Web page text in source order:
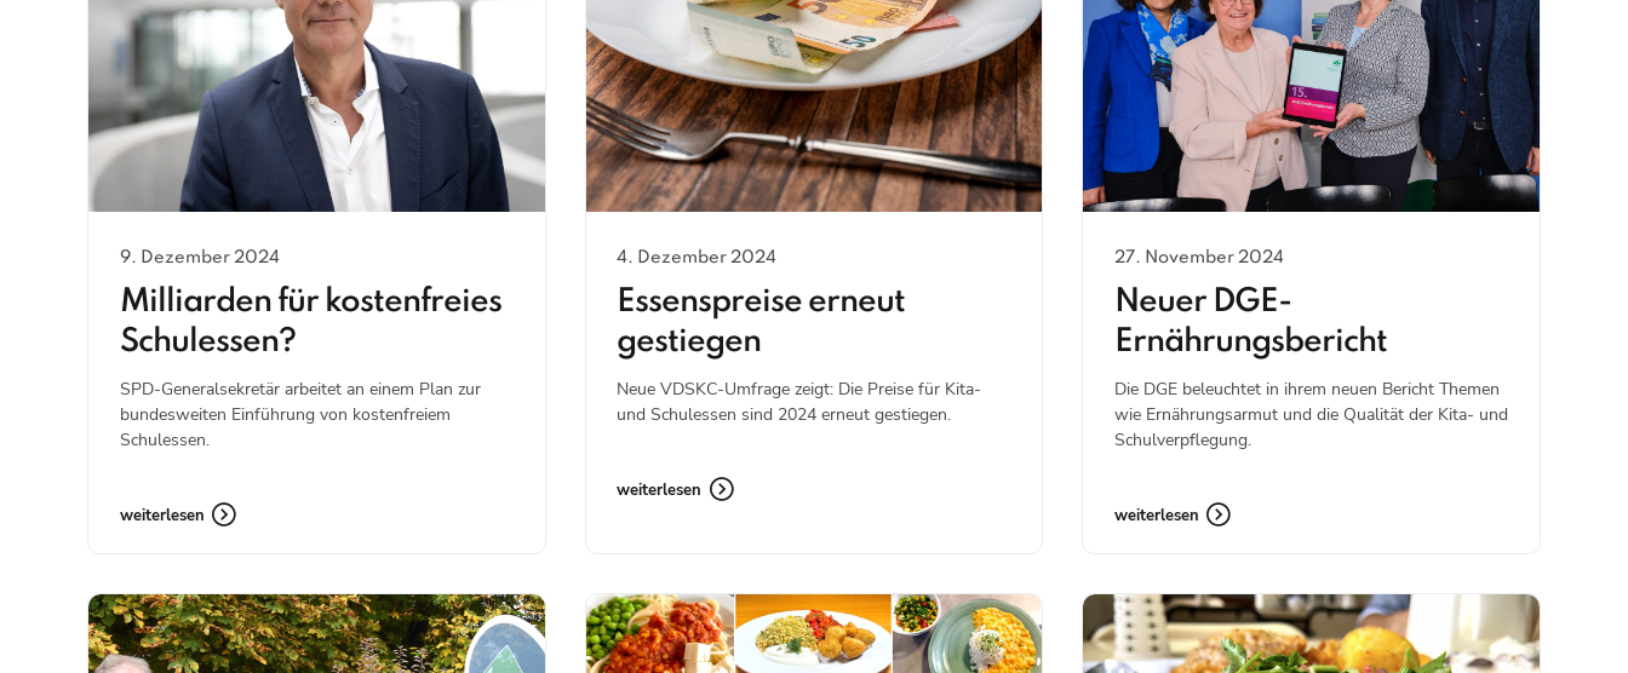
9. Dezember 2024
Milliarden für kostenfreies
Schulessen?
SPD-Generalsekretär arbeitet an einem Plan zur
bundesweiten Einführung von kostenfreiem
Schulessen.
weiterlesen
4. Dezember 2024
Essenspreise erneut
gestiegen
Neue VDSKC-Umfrage zeigt: Die Preise für Kita-
und Schulessen sind 2024 erneut gestiegen.
weiterlesen
27. November 2024
Neuer DGE-
Ernährungsbericht
Die DGE beleuchtet in ihrem neuen Bericht Themen
wie Ernährungsarmut und die Qualität der Kita- und
Schulverpflegung.
weiterlesen